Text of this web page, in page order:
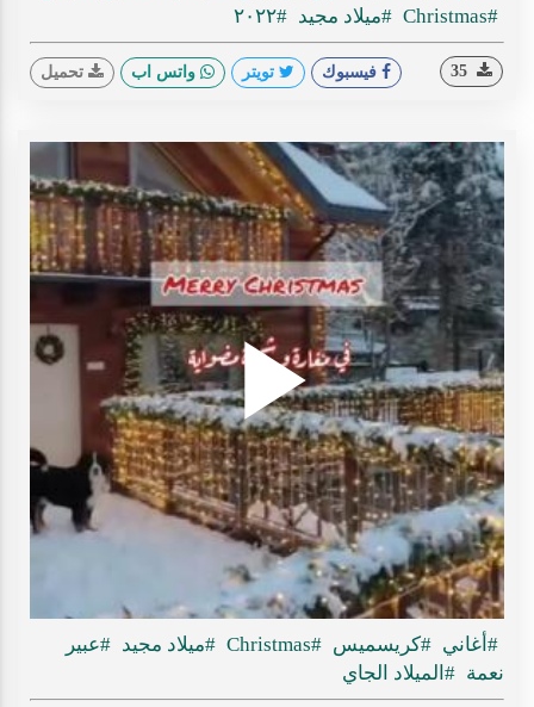
#Christmas
#ميلاد مجيد #٢٠٢٢
فيسبوك تويتر واتس اب تحميل
Play
#أغاني #كريسميس #Christmas #ميلاد مجيد #عبير
نعمة #الميلاد الجاي